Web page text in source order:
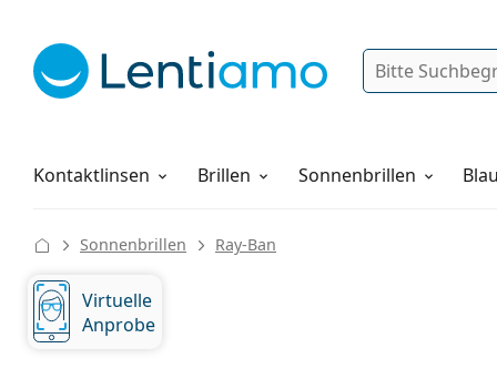
Suche
Kontaktlinsen
Pflegemittel Brillen Sonnenbrillen
Alles über den Einkauf
Sonnenbrillen Ray-Ban
Virtuelle
Anprobe